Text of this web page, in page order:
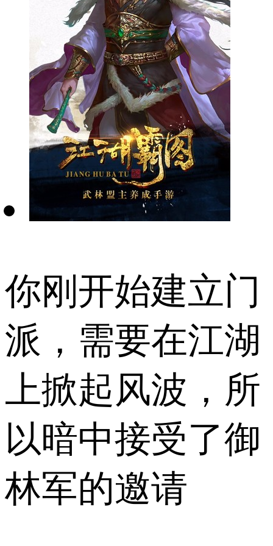
你刚开始建立门
派，需要在江湖
上掀起风波，所
以暗中接受了御
林军的邀请